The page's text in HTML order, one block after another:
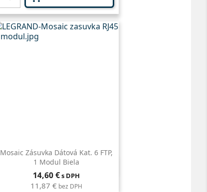
Mosaic Zásuvka Dátová Kat. 6 FTP,
1 Modul Biela
Cena
14,60 €s DPH
11,87 € bez DPH
Rýchly náhľad